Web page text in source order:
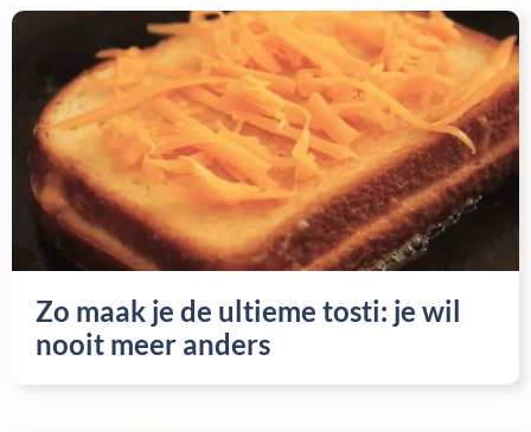
Zo maak je de ultieme tosti: je wil
nooit meer anders